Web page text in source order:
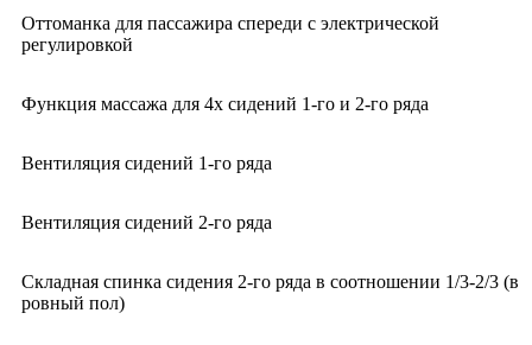
Оттоманка для пассажира спереди с электрической
регулировкой
Функция массажа для 4х сидений 1-го и 2-го ряда
Вентиляция сидений 1-го ряда
Вентиляция сидений 2-го ряда
Складная спинка сидения 2-го ряда в соотношении 1/3-2/3 (в
ровный пол)